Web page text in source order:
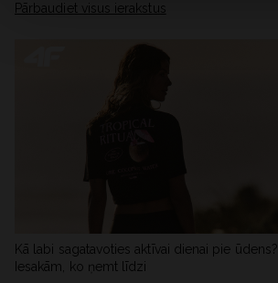
Pārbaudiet visus ierakstus
Kā labi sagatavoties aktīvai dienai pie ūdens?
Iesakām, ko ņemt līdzi